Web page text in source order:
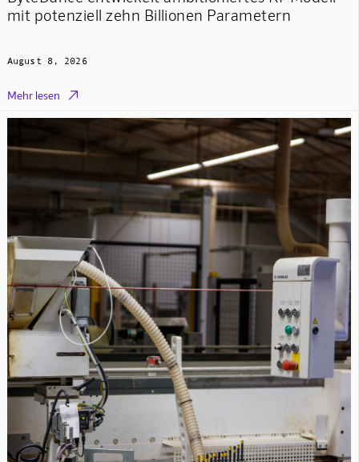
mit potenziell zehn Billionen Parametern
August 8, 2026
Mehr lesen 